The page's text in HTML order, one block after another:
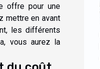
offre pour une
mettre en avant
les différents
vous aurez la